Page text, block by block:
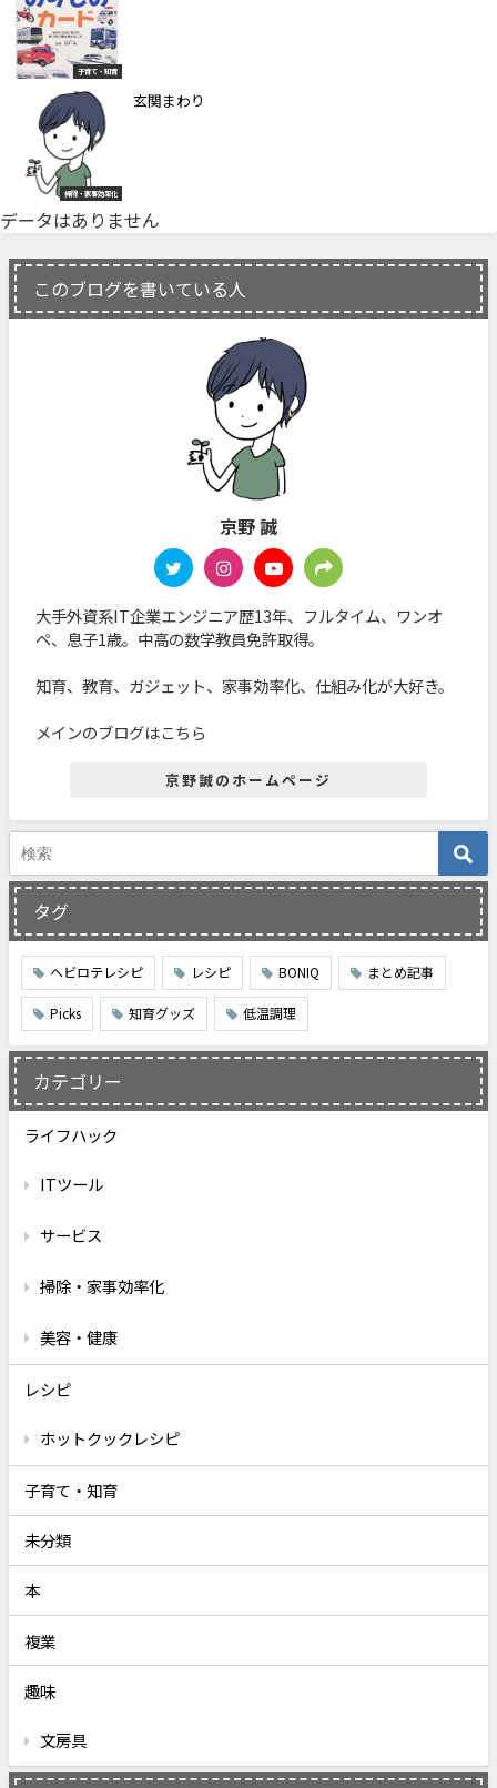
子育て・知育
掃除・家事効率化
玄関まわり
データはありません
このブログを書いている人
京野 誠
大手外資系IT企業エンジニア歴13年、フルタイム、ワンオ
ペ、息子1歳。中高の数学教員免許取得。
知育、教育、ガジェット、家事効率化、仕組み化が大好き。
メインのブログはこちら
京野誠のホームページ
タグ
ヘビロテレシピ レシピ BONIQ まとめ記事
Picks 知育グッズ 低温調理
カテゴリー
ライフハック
ITツール
サービス
掃除・家事効率化
美容・健康
レシピ
ホットクックレシピ
子育て・知育
未分類
本
複業
趣味
文房具